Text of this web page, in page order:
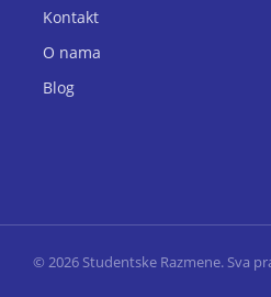
Kontakt
O nama
Blog
© 2026Studentske Razmene. Sva